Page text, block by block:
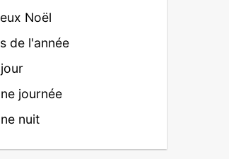
Noël
de l'année
journée
nuit